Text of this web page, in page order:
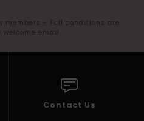
members - Full conditions are
email
Contact Us